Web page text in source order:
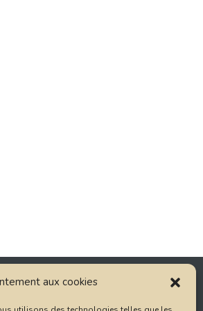
aux cookies
GROUPE AGP